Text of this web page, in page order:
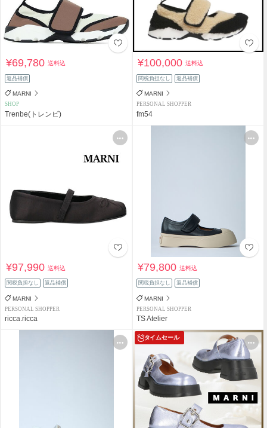
¥69,780送料込
返品補償
MARNI
SHOP
Trenbe(トレンビ)
¥100,000送料込
関税負担なし 返品補償
MARNI
PERSONAL SHOPPER
fm54
¥97,990送料込
関税負担なし 返品補償
MARNI
PERSONAL SHOPPER
ricca.ricca
¥79,800送料込
関税負担なし 返品補償
MARNI
PERSONAL SHOPPER
TS Atelier
タイムセール